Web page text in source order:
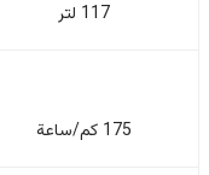
117 لتر
175 كم/ساعة